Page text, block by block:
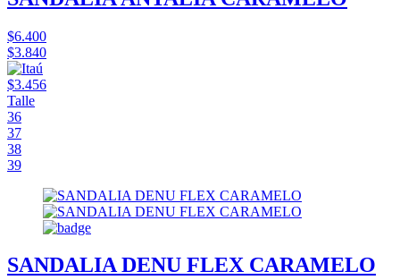
$6.400
$3.840
$3.456
Talle
36
37
38
39
SANDALIA DENU FLEX CARAMELO